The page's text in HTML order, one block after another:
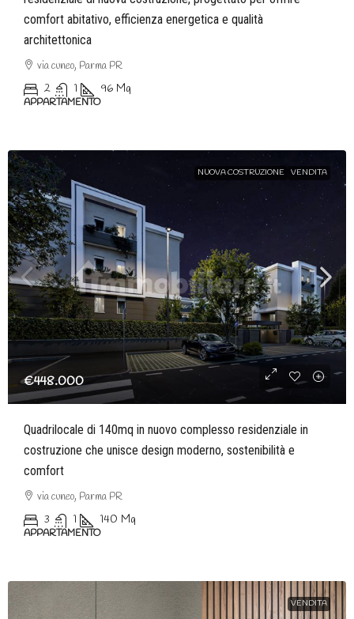
comfort abitativo, efficienza energetica e qualità
architettonica
via cuneo, Parma PR
2 1 96 Mq
APPARTAMENTO
NUOVA COSTRUZIONE VENDITA
€448.000
Quadrilocale di 140mq in nuovo complesso residenziale in
costruzione che unisce design moderno, sostenibilità e
comfort
via cuneo, Parma PR
3 1 140 Mq
APPARTAMENTO
VENDITA